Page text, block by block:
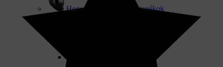
Hegesztő sisakok és tartozékok